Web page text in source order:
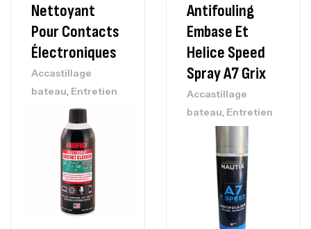
Nettoyant
Pour Contacts
Électroniques
Accastillage
bateau, Entretien
Antifouling
Embase Et
Helice Speed
Spray A7 Grix
Accastillage
bateau, Entretien